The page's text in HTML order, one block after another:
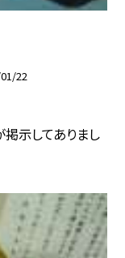
22
示してありまし